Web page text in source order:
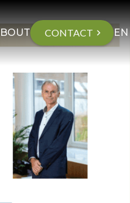
CONTACT chevron_right EN